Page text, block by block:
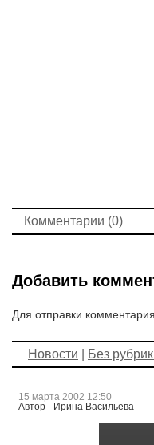
Комментарии (0)
Добавить
Для отправки
Новости Без
15 марта 2002 12:50
Автор - Ирина Васильева